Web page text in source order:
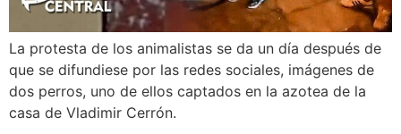
La protesta de los animalistas se da un día después de
que se difundiese por las redes sociales, imágenes de
dos perros, uno de ellos captados en la azotea de la
casa de Vladimir Cerrón.